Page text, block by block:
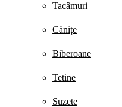
Tacâmuri
Cănițe
Biberoane
Tetine
Suzete